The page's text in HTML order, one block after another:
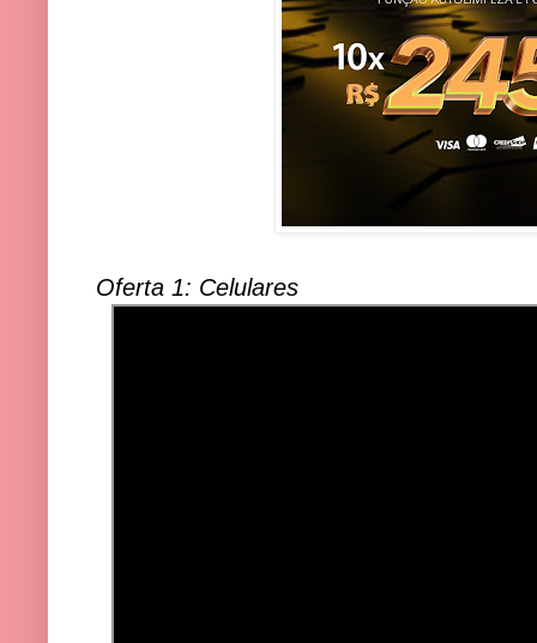
Oferta 1: Celulares